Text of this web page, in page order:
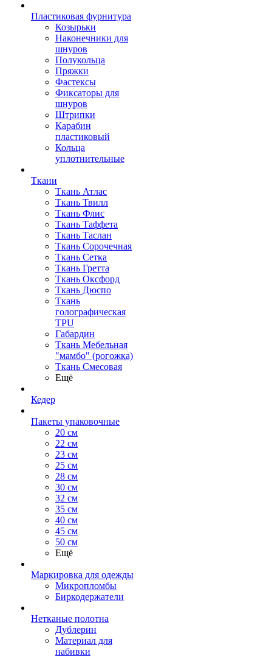
Пластиковая фурнитура
Козырьки
Наконечники для
шнуров
Полукольца
Пряжки
Фастексы
Фиксаторы для
шнуров
Штрипки
Карабин
пластиковый
Кольца
уплотнительные
Ткани
Ткань Атлас
Ткань Твилл
Ткань Флис
Ткань Таффета
Ткань Таслан
Ткань Сорочечная
Ткань Сетка
Ткань Гретта
Ткань Оксфорд
Ткань Дюспо
Ткань
голографическая
TPU
Габардин
Ткань Мебельная
"мамбо" (рогожка)
Ткань Смесовая
Ещё
Кедер
Пакеты упаковочные
20 см
22 см
23 см
25 см
28 см
30 см
32 см
35 см
40 см
45 см
50 см
Ещё
Маркировка для одежды
Микропломбы
Биркодержатели
Нетканые полотна
Дублерин
Материал для
набивки